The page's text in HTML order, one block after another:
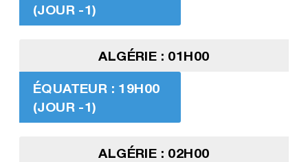
(JOUR -1)
ALGÉRIE : 01H00
ÉQUATEUR : 19H00
(JOUR -1)
ALGÉRIE : 02H00